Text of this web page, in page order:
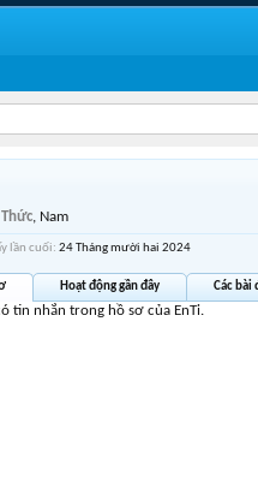
, Nam
lần cuối: 24 Tháng mười hai 2024
Hoạt động gần đây Các bài
tin nhắn trong hồ sơ của EnTi.